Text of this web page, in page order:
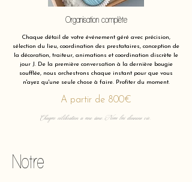
Organisation complète
Chaque détail de votre événement géré avec précision,
sélection du lieu, coordination des prestataires, conception de
la décoration, traiteur, animations et coordination discrète le
jour J. De la première conversation à la dernière bougie
soufflée, nous orchestrons chaque instant pour que vous
n'ayez qu'une seule chose à faire. Profiter du moment.
A partir de 800€
Chaque célébration a une âme. Nous lui donnons vie.
Notre